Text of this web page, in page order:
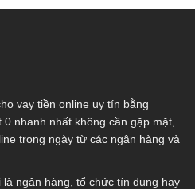
vay tiền online uy tín bằng
nhanh nhất không cần gặp mặt,
trong ngày từ các ngân hàng và
ngân hàng, tổ chức tín dụng hay